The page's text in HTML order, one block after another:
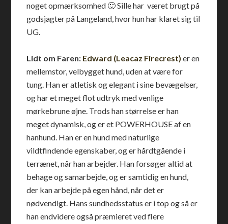
noget opmærksomhed 🙂 Sille har været brugt på
godsjagter på Langeland, hvor hun har klaret sig til
UG.
Lidt om Faren: Edward (Leacaz Firecrest) er en
mellemstor, velbygget hund, uden at være for
tung. Han er atletisk og elegant i sine bevægelser,
og har et meget flot udtryk med venlige
mørkebrune øjne. Trods han størrelse er han
meget dynamisk, og er et POWERHOUSE af en
hanhund. Han er en hund med naturlige
vildtfindende egenskaber, og er hårdtgående i
terrænet, når han arbejder. Han forsøger altid at
behage og samarbejde, og er samtidig en hund,
der kan arbejde på egen hånd, når det er
nødvendigt. Hans sundhedsstatus er i top og så er
han endvidere også præmieret ved flere